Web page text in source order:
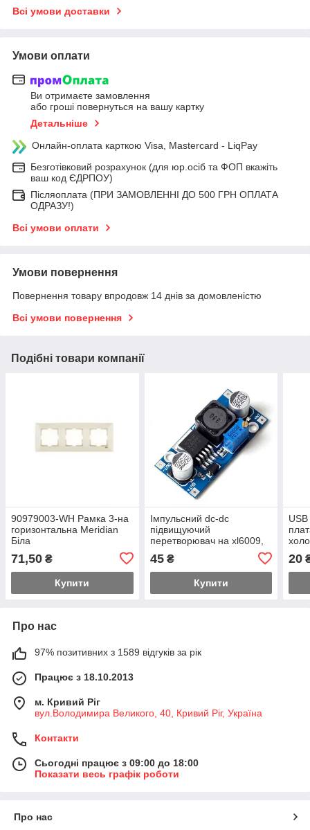
Всі умови доставки
Умови оплати
Ви отримаєте замовлення
або гроші повернуться на вашу картку
Детальніше
Онлайн-оплата карткою Visa, Mastercard - LiqPay
Безготівковий розрахунок (для юр.осіб та ФОП вкажіть
ваш код ЄДРПОУ)
Післяоплата (ПРИ ЗАМОВЛЕННІ ДО 500 ГРН ОПЛАТА
ОДРАЗУ!)
Всі умови оплати
Умови повернення
Повернення товару впродовж 14 днів за домовленістю
Всі умови повернення
Подібні товари компанії
90979003-WH Рамка 3-на
горизонтальна Meridian
Біла
71,50 ₴
Купити
Імпульсний dc-dc
підвищуючий
перетворювач на xl6009,
Імакс.вх. 3А, ккд 94%
45₴
Купити
USB
20
Про нас
97% позитивних з 1589 відгуків за рік
Працює з 18.10.2013
м. Кривий Ріг
вул.Володимира Великого, 40, Кривий Ріг, Україна
Контакти
Сьогодні працює з 09:00 до 18:00
Показати весь графік роботи
Про нас